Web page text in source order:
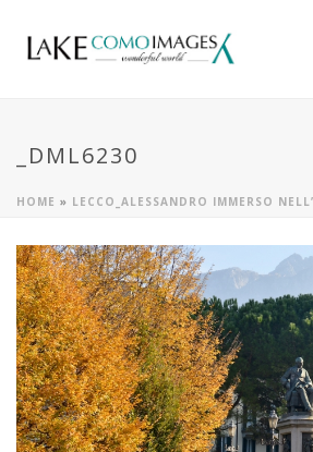
_DML6230
HOME » LECCO_ALESSANDRO IMMERSO